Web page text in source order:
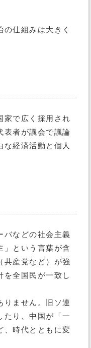
仕組みは大きく
家で広く採用され
表者が議会で議論
な経済活動と個人
バなどの社会主義
」という言葉が含
共産党など）が強
を全国民が一致し
りません。旧ソ連
たり、中国が「一
、時代とともに変